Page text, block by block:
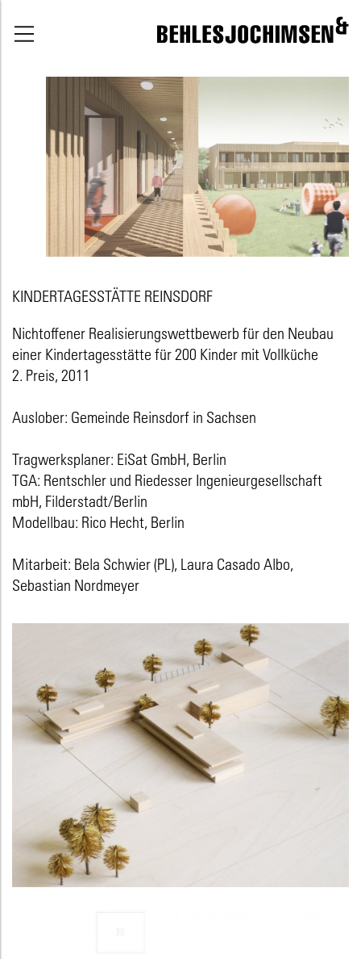
KINDERTAGESSTÄTTE REINSDORF
Nichtoffener Realisierungswettbewerb für den Neubau
einer Kindertagesstätte für 200 Kinder mit Vollküche
2. Preis, 2011
Auslober: Gemeinde Reinsdorf in Sachsen
Tragwerksplaner: EiSat GmbH, Berlin
TGA: Rentschler und Riedesser Ingenieurgesellschaft
mbH, Filderstadt/Berlin
Modellbau: Rico Hecht, Berlin
Mitarbeit: Bela Schwier (PL), Laura Casado Albo,
Sebastian Nordmeyer